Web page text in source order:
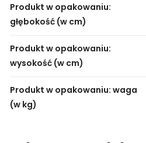
Produkt w opakowaniu:
głębokość (w cm)
Produkt w opakowaniu:
wysokość (w cm)
Produkt w opakowaniu: waga
(w kg)